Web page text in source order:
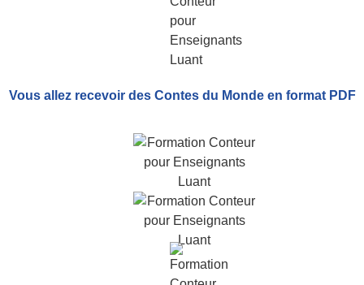
Vous allez recevoir des Contes du Monde en format PDF